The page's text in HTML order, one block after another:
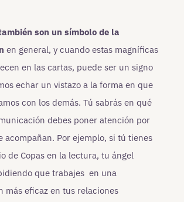
son un símbolo de la
en general, y cuando estas magníficas
en las cartas, puede ser un signo
echar un vistazo a la forma en que
con los demás. Tú sabrás en qué
debes poner atención por
acompañan. Por ejemplo, si tú tienes
de Copas en la lectura, tu ángel
que trabajes en una
más eficaz en tus relaciones